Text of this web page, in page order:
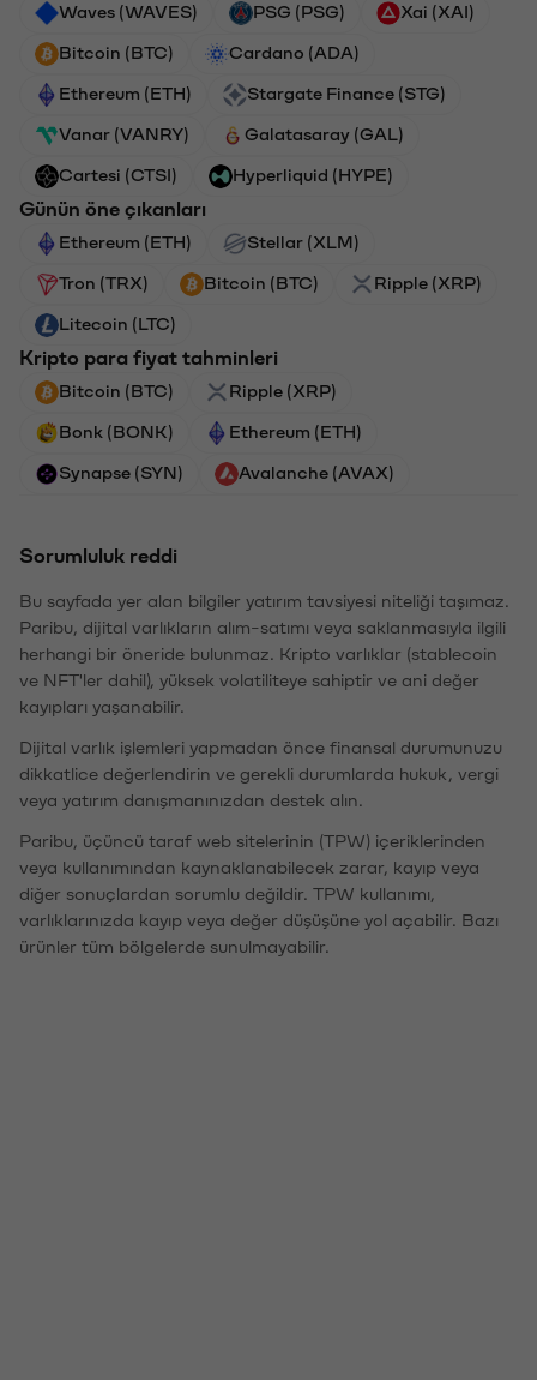
Waves (WAVES) PSG (PSG) Xai (XAI)
Bitcoin (BTC) Cardano (ADA)
Ethereum (ETH) Stargate Finance (STG)
Vanar (VANRY) Galatasaray (GAL)
Cartesi (CTSI) Hyperliquid (HYPE)
Günün öne çıkanları
Ethereum (ETH) Stellar (XLM)
Tron (TRX) Bitcoin (BTC) Ripple (XRP)
Litecoin (LTC)
Kripto para fiyat tahminleri
Bitcoin (BTC) Ripple (XRP)
Bonk (BONK) Ethereum (ETH)
Synapse (SYN) Avalanche (AVAX)
Sorumluluk reddi
Bu sayfada yer alan bilgiler yatırım tavsiyesi niteliği taşımaz.
Paribu, dijital varlıkların alım-satımı veya saklanmasıyla ilgili
herhangi bir öneride bulunmaz. Kripto varlıklar (stablecoin
ve NFT'ler dahil), yüksek volatiliteye sahiptir ve ani değer
kayıpları yaşanabilir.
Dijital varlık işlemleri yapmadan önce finansal durumunuzu
dikkatlice değerlendirin ve gerekli durumlarda hukuk, vergi
veya yatırım danışmanınızdan destek alın.
Paribu, üçüncü taraf web sitelerinin (TPW) içeriklerinden
veya kullanımından kaynaklanabilecek zarar, kayıp veya
diğer sonuçlardan sorumlu değildir. TPW kullanımı,
varlıklarınızda kayıp veya değer düşüşüne yol açabilir. Bazı
ürünler tüm bölgelerde sunulmayabilir.